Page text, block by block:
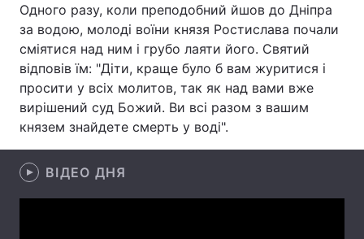
Спорт Наука
Техно і зв'язок Лайт
Зброя Інциденти
Здоров'я Туризм
Цікавинки
Екологія Регіони
Одного разу, коли преподобний йшов до Дніпра
за водою, молоді воїни князя Ростислава почали
сміятися над ним і грубо лаяти його. Святий
відповів їм: "Діти, краще було б вам журитися і
просити у всіх молитов, так як над вами вже
вирішений суд Божий. Ви всі разом з вашим
князем знайдете смерть у воді".
ВІДЕО ДНЯ